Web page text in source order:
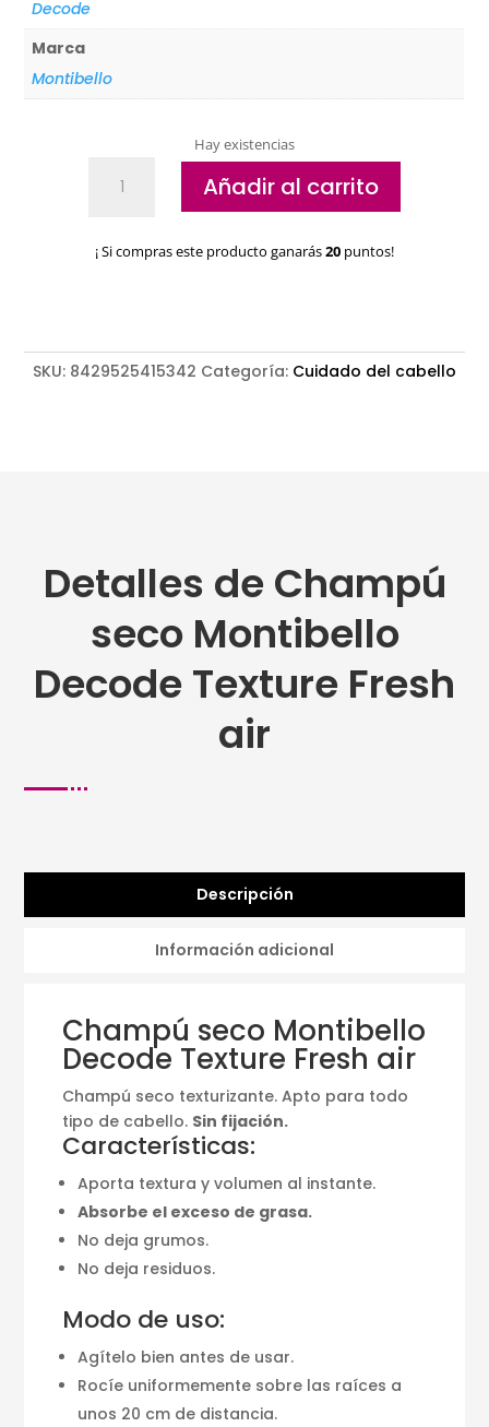
Decode
Marca
Montibello
Hay existencias
Decode
Añadir al carrito
¡ Si compras este producto ganarás20 puntos!
SKU: 8429525415342 Categoría: Cuidado del cabello
Detalles de Champú
seco Montibello
Decode Texture Fresh
air
Descripción
Información adicional
Champú seco Montibello
Decode Texture Fresh air
Champú seco texturizante. Apto para todo
tipo de cabello. Sin fijación.
Características:
Aporta textura y volumen al instante.
Absorbe el exceso de grasa.
No deja grumos.
No deja residuos.
Modo de uso:
Agítelo bien antes de usar.
Rocíe uniformemente sobre las raíces a
unos 20 cm de distancia.